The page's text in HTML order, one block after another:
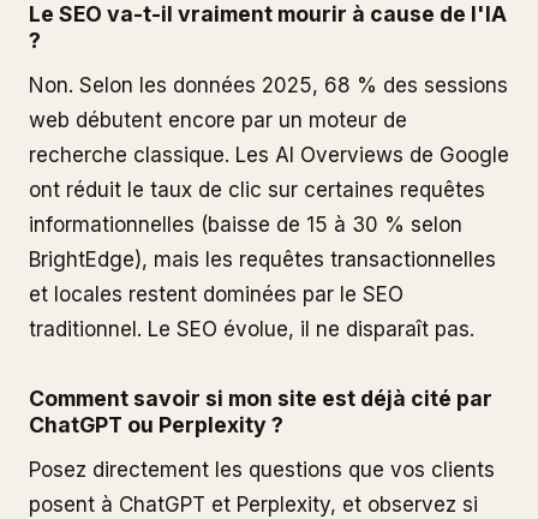
Le SEO va-t-il vraiment mourir à cause de l'IA
?
Non. Selon les données 2025, 68 % des sessions
web débutent encore par un moteur de
recherche classique. Les AI Overviews de Google
ont réduit le taux de clic sur certaines requêtes
informationnelles (baisse de 15 à 30 % selon
BrightEdge), mais les requêtes transactionnelles
et locales restent dominées par le SEO
traditionnel. Le SEO évolue, il ne disparaît pas.
Comment savoir si mon site est déjà cité par
ChatGPT ou Perplexity ?
Posez directement les questions que vos clients
posent à ChatGPT et Perplexity, et observez si